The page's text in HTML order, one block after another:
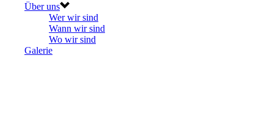
Über uns
Wer wir sind
Wann wir sind
Wo wir sind
Galerie